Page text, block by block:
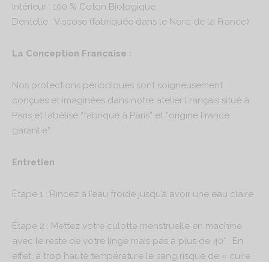
Intérieur : 100 % Coton Biologique
Dentelle : Viscose (fabriquée dans le Nord de la France)
La Conception Française :
Nos protections périodiques sont soigneusement
conçues et imaginées dans notre atelier Français situé à
Paris et labélisé “fabriqué à Paris” et “origine France
garantie”.
Entretien
Étape 1 : Rincez à l’eau froide jusqu’à avoir une eau claire
Étape 2 : Mettez votre culotte menstruelle en machine
avec le reste de votre linge mais pas à plus de 40° . En
effet, à trop haute température le sang risque de « cuire